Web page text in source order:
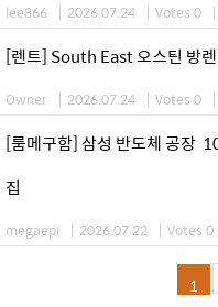
lee866 | 2026.07.24 | Votes 0 |
[렌트] South East 오스틴 방
Owner | 2026.07.24 | Votes 0 |
[룸메구함] 삼성 반도체 공장
집
megaepi | 2026.07.22 | Votes 0
1